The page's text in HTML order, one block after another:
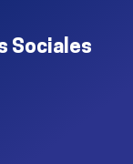
Sociales